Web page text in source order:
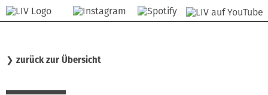
❯ zurück zur Übersicht